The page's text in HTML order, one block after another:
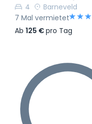
4
Barneveld
7 Mal vermietet
Ab 125 €pro Tag